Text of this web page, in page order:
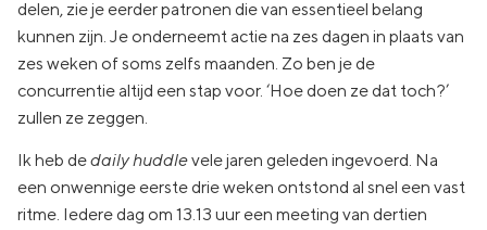
delen, zie je eerder patronen die van essentieel belang
kunnen zijn. Je onderneemt actie na zes dagen in plaats van
zes weken of soms zelfs maanden. Zo ben je de
concurrentie altijd een stap voor. ‘Hoe doen ze dat toch?’
zullen ze zeggen.
Ik heb dedaily huddlevele jaren geleden ingevoerd. Na
een onwennige eerste drie weken ontstond al snel een vast
ritme. Iedere dag om 13.13 uur een meeting van dertien